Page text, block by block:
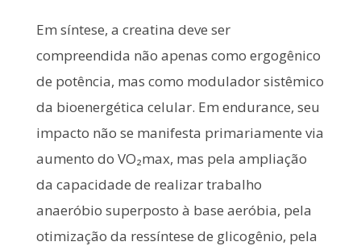
Em síntese, a creatina deve ser
compreendida não apenas como ergogênico
de potência, mas como modulador sistêmico
da bioenergética celular. Em endurance, seu
impacto não se manifesta primariamente via
aumento do VO₂max, mas pela ampliação
da capacidade de realizar trabalho
anaeróbio superposto à base aeróbia, pela
otimização da ressíntese de glicogênio, pela